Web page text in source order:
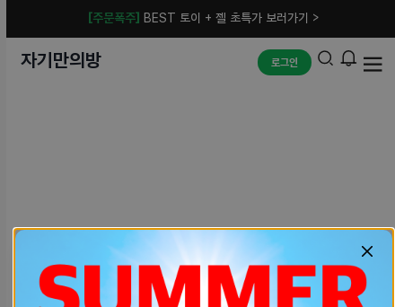
[주문폭주] BEST 토이 + 젤 초특가 보러가기 >
자기만의방 로그인